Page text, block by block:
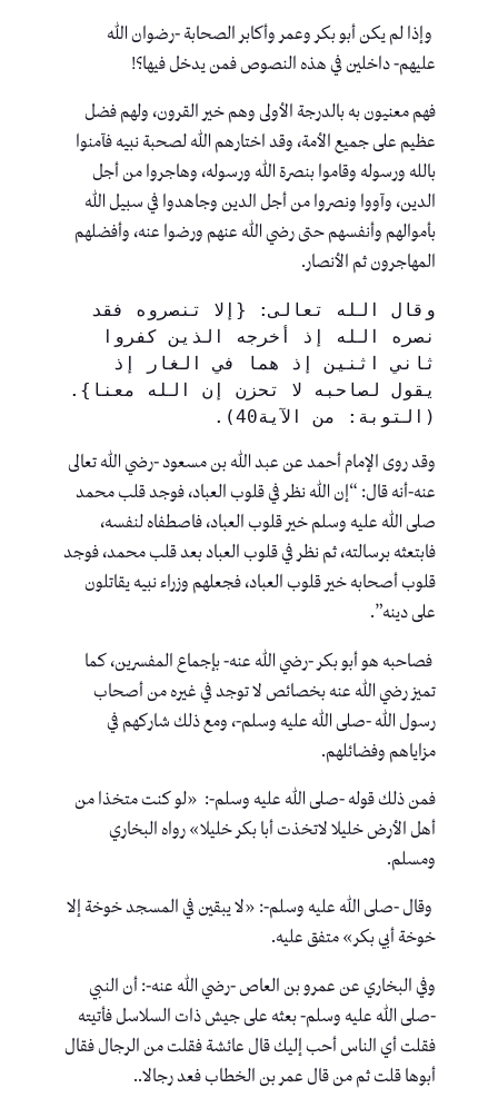
وإذا لم يكن أبو بكر وعمر وأكابر الصحابة -رضوان الله
عليهم- داخلين في هذه النصوص فمن يدخل فيها؟!
فهم معنيون به بالدرجة الأولى وهم خير القرون، ولهم فضل
عظيم على جميع الأمة، وقد اختارهم الله لصحبة نبيه فآمنوا
بالله ورسوله وقاموا بنصرة الله ورسوله، وهاجروا من أجل
الدين، وآووا ونصروا من أجل الدين وجاهدوا في سبيل الله
بأموالهم وأنفسهم حتى رضي الله عنهم ورضوا عنه، وأفضلهم
المهاجرون ثم الأنصار.
يقول لصاحبه لا تحزن إن الله معنا}.
(التوبة: من الآية40).
وقد روى الإمام أحمد عن عبد الله بن مسعود -رضي الله تعالى
عنه-أنه قال: “إن الله نظر في قلوب العباد، فوجد قلب محمد
صلى الله عليه وسلم خير قلوب العباد، فاصطفاه لنفسه،
فابتعثه برسالته، ثم نظر في قلوب العباد بعد قلب محمد، فوجد
قلوب أصحابه خير قلوب العباد، فجعلهم وزراء نبيه يقاتلون
على دينه”.
فصاحبه هو أبو بكر -رضي الله عنه- بإجماع المفسرين، كما
تميز رضي الله عنه بخصائص لا توجد في غيره من أصحاب
رسول الله -صلى الله عليه وسلم-، ومع ذلك شاركهم في
مزاياهم وفضائلهم.
فمن ذلك قوله -صلى الله عليه وسلم-: «لو كنت متخذا من
أهل الأرض خليلا لاتخذت أبا بكر خليلا» رواه البخاري
ومسلم.
وقال -صلى الله عليه وسلم-: «لا يبقين في المسجد خوخة إلا
خوخة أبي بكر» متفق عليه.
وفي البخاري عن عمرو بن العاص -رضي الله عنه-: أن النبي
-صلى الله عليه وسلم- بعثه على جيش ذات السلاسل فأتيته
فقلت أي الناس أحب إليك قال عائشة فقلت من الرجال فقال
أبوها قلت ثم من قال عمر بن الخطاب فعد رجالا..